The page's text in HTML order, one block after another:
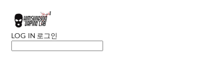
LOG IN 로그인